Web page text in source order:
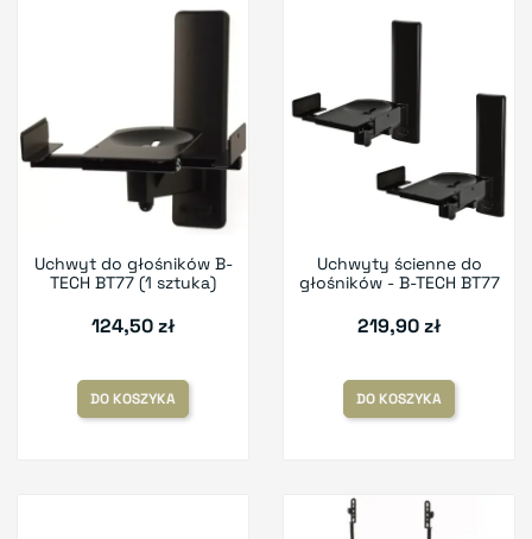
Uchwyt do głośników B-
TECH BT77 (1 sztuka)
124,50 zł
DO KOSZYKA
Uchwyty ścienne do
głośników - B-TECH BT77
219,90 zł
DO KOSZYKA